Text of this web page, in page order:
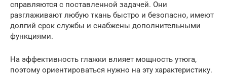
справляются с поставленной задачей. Они
разглаживают любую ткань быстро и безопасно, имеют
долгий срок службы и снабжены дополнительными
функциями.
На эффективность глажки влияет мощность утюга,
поэтому ориентироваться нужно на эту характеристику.